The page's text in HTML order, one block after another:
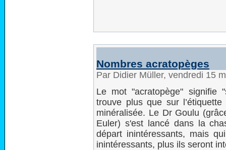
Nombres acratopèges
Par Didier Müller, vendredi 15
Le mot "acratopège" signifie
trouve plus que sur
minéralisée. Le Dr Goulu
Euler) s'est lancé dans la
départ inintéressants, mais
inintéressants, plus ils seront